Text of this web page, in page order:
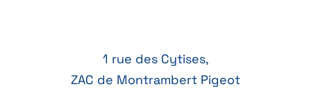
1 rue des Cytises,
ZAC de Montrambert Pigeot